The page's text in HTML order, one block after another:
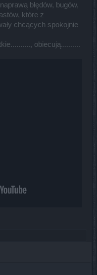
błędów, bugów,
które z
chcących spokojnie
obiecują..........